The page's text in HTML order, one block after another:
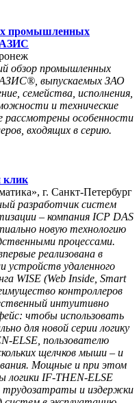
промышленных
обзор промыш­лен­ных
выпускаемых ЗАО
семейства, исполнения,
и технические
рассмотрены особенности
входящих в серию.
клик
г. Санкт-Петербург
разработчик систем
– компания ICP DAS
новую технологию
процессами.
реализована в
устройств удаленного
WISE (Web Inside, Smart
контроллеров
интуитивно
чтобы использовать
для новой серии логику
ELSE, пользователю
щелчков мыши – и
Мощные и при этом
логики IF-THEN-ELSE
и издержки